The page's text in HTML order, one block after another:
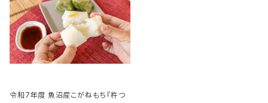
令和7年度 魚沼産こがねもち『杵つ